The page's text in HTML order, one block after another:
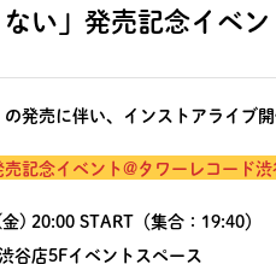
い」発売記念イベ
発売に伴い、インストアライブ開
記念イベント@タワーレコード渋
) 20:00 START（集合：19:40）
谷店5Fイベントスペース